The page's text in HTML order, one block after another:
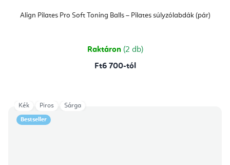
Align Pilates Pro Soft Toning Balls – Pilates súlyzólabdák (pár)
Raktáron (2 db)
Ft6 700-tól
Bestseller
Kék Piros Sárga